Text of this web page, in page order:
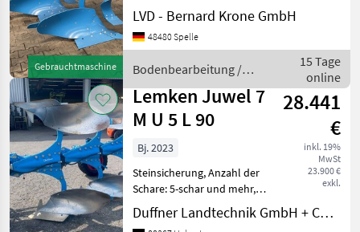
Gebrauchtmaschine
Farbschäden, Anbau-
Volldrehpflug, 4+1-Schar,
Arbeitsbreite: 2, 50 m, hydr.
Drehzylinder, Rahmen 120 x
LVD - Bernard Krone GmbH
48480 Spelle
Bodenbearbeitung /
Lemken
15 Tage
online
Lemken Juwel 7
M U 5 L 90
28.441
€
inkl. 19%
MwSt
23.900 €
exkl.
Bj. 2023
Steinsicherung, Anzahl der
Schare: 5-schar und mehr,
Scheibensech, Stützrad
Lemken Pflug Juwel 7 M U 5
Duffner Landtechnik GmbH + Co KG